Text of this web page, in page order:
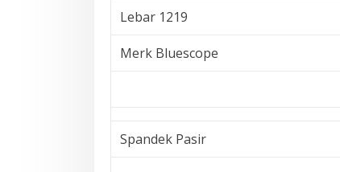
Lebar 1219
Merk Bluescope
Spandek Pasir